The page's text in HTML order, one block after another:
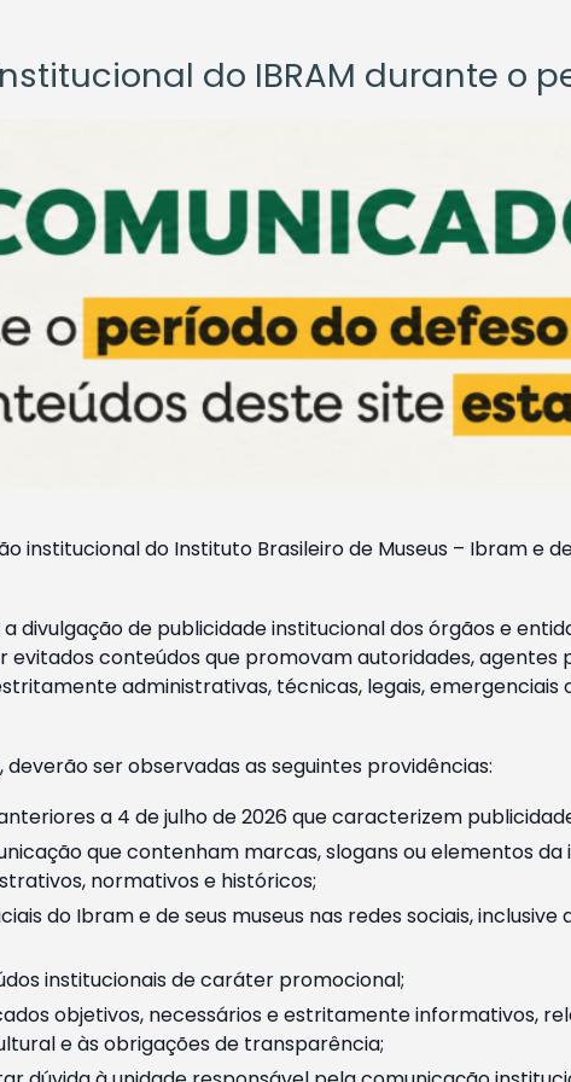
do IBRAM durante o
institucional do Instituto Brasileiro de Museus – Ibram e
divulgação de publicidade institucional dos órgãos e
conteúdos que promovam autoridades, agentes
administrativas, técnicas, legais,
ser observadas as seguintes providências:
a 4 de julho de 2026 que caracterizem
que contenham marcas, slogans ou elementos
normativos e históricos;
do Ibram e de seus museus nas redes sociais,
institucionais de caráter promocional;
objetivos, necessários e estritamente informativos,
e às obrigações de transparência;